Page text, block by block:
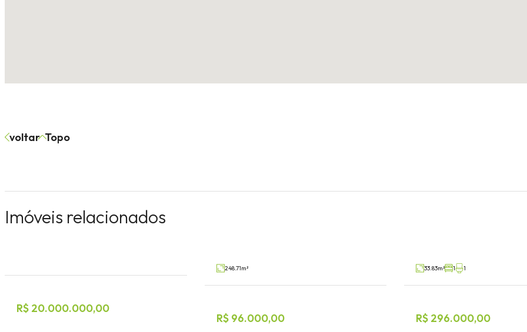
voltar Topo
Imóveis relacionados
Terreno Comercial
Universitário, Lajeado
R$ 20.000.000,00
248.71m²
R$ 96.000,00
33.83m² 1 1
R$ 296.000,00